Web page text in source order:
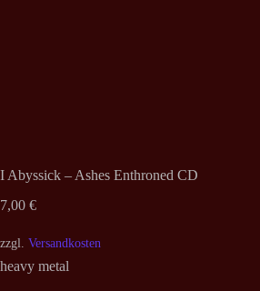
I Abyssick – Ashes Enthroned CD
7,00 €
zzgl. Versandkosten
heavy metal